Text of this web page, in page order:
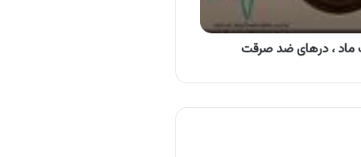
ماد ، درهای ضد صرقت